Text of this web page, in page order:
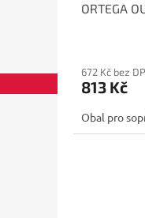
ORTEGA
672 Kč bez
813 Kč
Obal pro